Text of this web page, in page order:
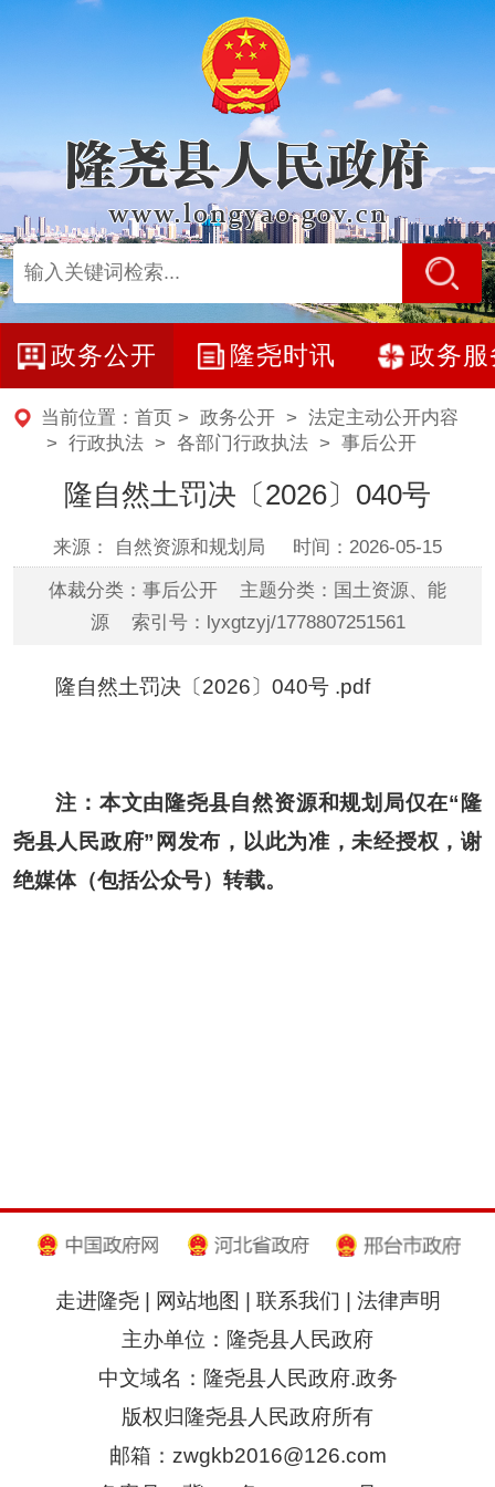
政务公开 隆尧时讯 政务服
当前位置： 首页 > 政务公开> 法定主动公开内容
> 行政执法 > 各部门行政执法> 事后公开
隆自然土罚决〔2026〕040号
来源： 自然资源和规划局 时间：2026-05-15
体裁分类：事后公开 主题分类：国土资源、能
源 索引号：lyxgtzyj/1778807251561
隆自然土罚决〔2026〕040号 .pdf
注：本文由隆尧县自然资源和规划局仅在“隆
尧县人民政府”网发布，以此为准，未经授权，谢
绝媒体（包括公众号）转载。
走进隆尧| 网站地图 联系我们
法律声明
主办单位：隆尧县人民政府
中文域名：隆尧县人民政府.政务
版权归隆尧县人民政府所有
邮箱：zwgkb2016@126.com